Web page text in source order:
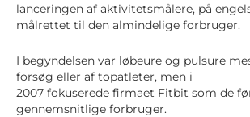
lanceringen af aktivitetsmålere, på
målrettet til den almindelige forbruger.
I begyndelsen var løbeure og pulsure
forsøg eller af topatleter, men i
2007 fokuserede firmaet Fitbit som de
gennemsnitlige forbruger.